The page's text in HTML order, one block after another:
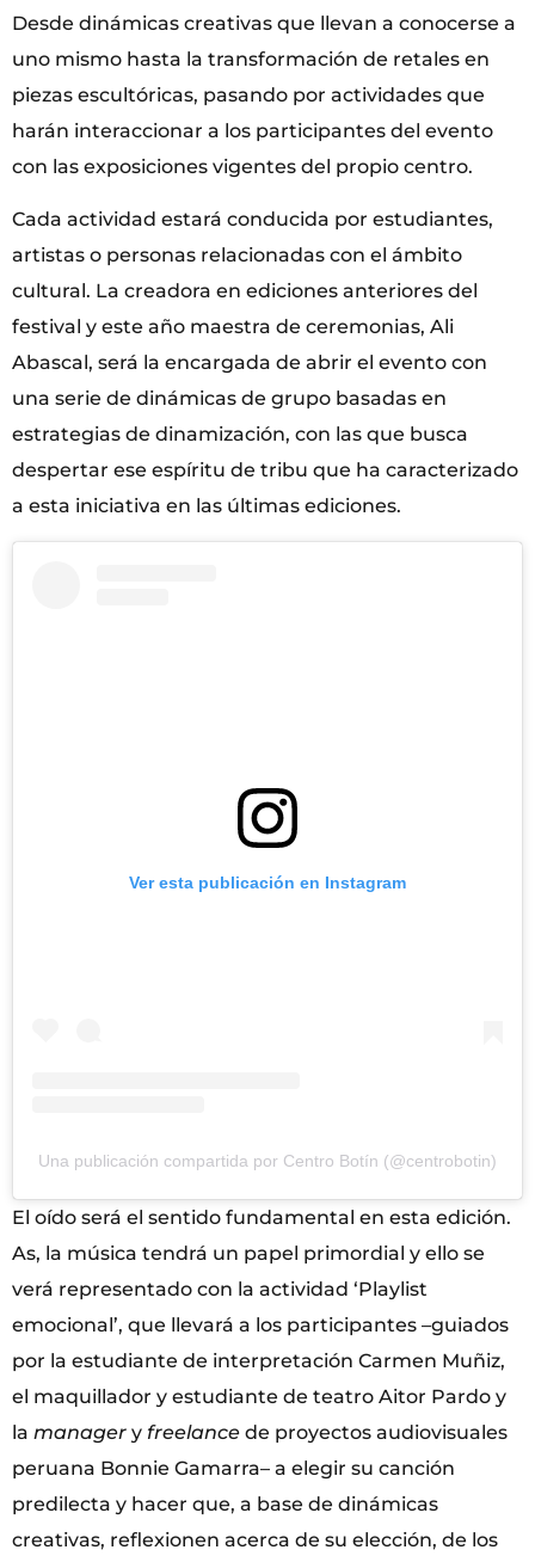
Desde dinámicas creativas que llevan a conocerse a
uno mismo hasta la transformación de retales en
piezas escultóricas, pasando por actividades que
harán interaccionar a los participantes del evento
con las exposiciones vigentes del propio centro.
Cada actividad estará conducida por estudiantes,
artistas o personas relacionadas con el ámbito
cultural. La creadora en ediciones anteriores del
festival y este año maestra de ceremonias, Ali
Abascal, será la encargada de abrir el evento con
una serie de dinámicas de grupo basadas en
estrategias de dinamización, con las que busca
despertar ese espíritu de tribu que ha caracterizado
a esta iniciativa en las últimas ediciones.
Ver esta publicación en Instagram
Una publicación compartida por Centro Botín (@centrobotin)
El oído será el sentido fundamental en esta edición.
As, la música tendrá un papel primordial y ello se
verá representado con la actividad ‘Playlist
emocional’, que llevará a los participantes –guiados
por la estudiante de interpretación Carmen Muñiz,
el maquillador y estudiante de teatro Aitor Pardo y
la manager y freelance de proyectos audiovisuales
peruana Bonnie Gamarra– a elegir su canción
predilecta y hacer que, a base de dinámicas
creativas, reflexionen acerca de su elección, de los